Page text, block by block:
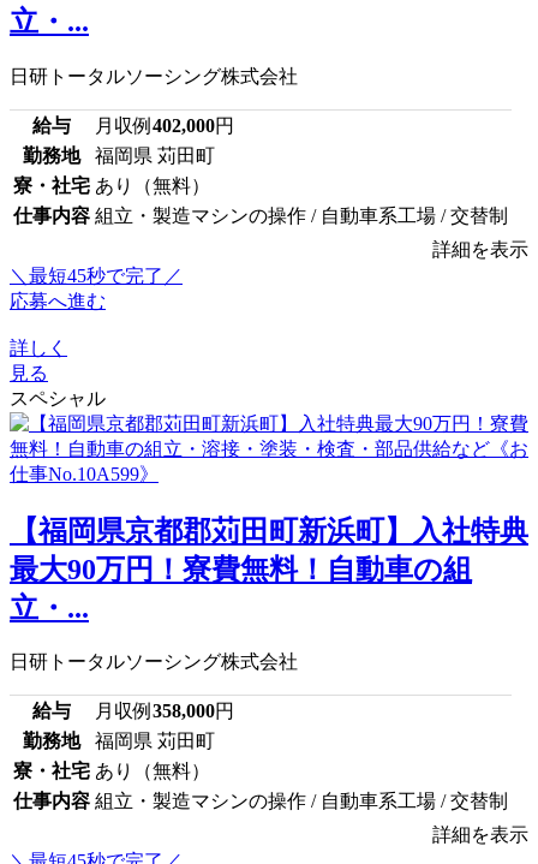
立・...
日研トータルソーシング株式会社
給与 月収例 402,000円
勤務地
福岡県 苅田町
寮・社宅 あり（無料）
仕事内容 組立・製造マシンの操作 / 自動車系工場 / 交替制
詳細を表示
＼最短45秒で完了／
応募へ進む
詳しく
見る
スペシャル
【福岡県京都郡苅田町新浜町】入社特典
最大90万円！寮費無料！自動車の組
立・...
日研トータルソーシング株式会社
給与 月収例 358,000円
勤務地
福岡県 苅田町
寮・社宅 あり（無料）
仕事内容 組立・製造マシンの操作 / 自動車系工場 / 交替制
詳細を表示